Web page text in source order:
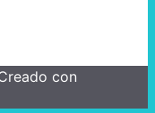
con